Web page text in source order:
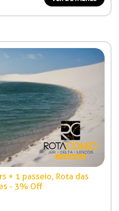
+ 1 passeio, Rota das
- 3% Off